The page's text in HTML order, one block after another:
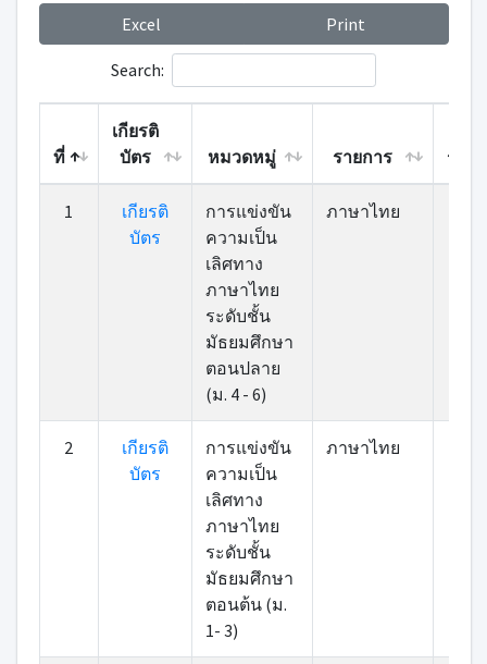
Excel Print
Search:
ที่
เกียรติ
บัตร
หมวดหมู่ รายการ
ราง
เกียรติ
บัตร
หมวดหมู่ รายการ
1
เกียรติ
บัตร
การแข่งขัน
ความเป็น
เลิศทาง
ภาษาไทย
ระดับชั้น
มัธยมศึกษา
ตอนปลาย
(ม. 4 - 6)
ภาษาไทย
2
เกียรติ
บัตร
การแข่งขัน
ความเป็น
เลิศทาง
ภาษาไทย
ระดับชั้น
มัธยมศึกษา
ตอนต้น (ม.
1- 3)
ภาษาไทย